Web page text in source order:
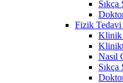
Fizik Tedavi
Klinik
Nasıl